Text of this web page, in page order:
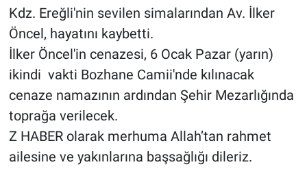
Kdz. Ereğli'nin sevilen simalarından Av. İlker
Öncel, hayatını kaybetti.
İlker Öncel'in cenazesi, 6 Ocak Pazar (yarın)
ikindi vakti Bozhane Camii'nde kılınacak
cenaze namazının ardından Şehir Mezarlığında
toprağa verilecek.
Z HABER olarak merhuma Allah’tan rahmet
ailesine ve yakınlarına başsağlığı dileriz.